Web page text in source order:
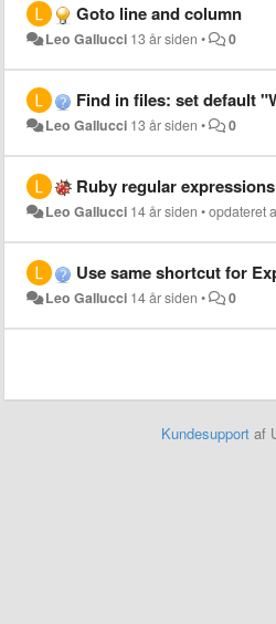
Goto line and column
Leo Gallucci 13 år siden • 0
Find in files: set default
Leo Gallucci 13 år siden • 0
Ruby regular expressions
Leo Gallucci 14 år siden •opdateret
Use same shortcut for Expand Selection to
Leo Gallucci 14 år siden • 0
Kundesupport af